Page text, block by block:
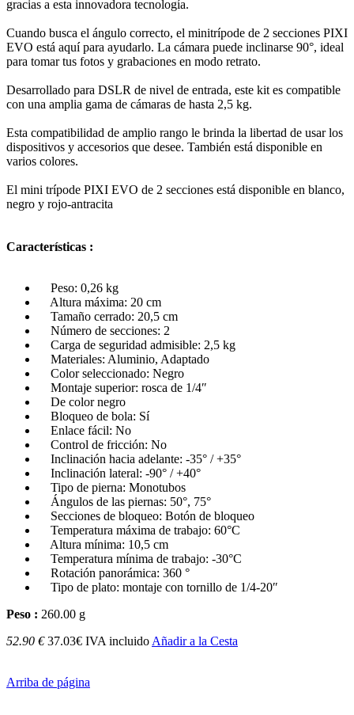
gracias a esta innovadora tecnología.
Cuando busca el ángulo correcto, el minitrípode de 2 secciones PIXI
EVO está aquí para ayudarlo. La cámara puede inclinarse 90°, ideal
para tomar tus fotos y grabaciones en modo retrato.
Desarrollado para DSLR de nivel de entrada, este kit es compatible
con una amplia gama de cámaras de hasta 2,5 kg.
Esta compatibilidad de amplio rango le brinda la libertad de usar los
dispositivos y accesorios que desee. También está disponible en
varios colores.
El mini trípode PIXI EVO de 2 secciones está disponible en blanco,
negro y rojo-antracita
Características :
Peso: 0,26 kg
Altura máxima: 20 cm
Tamaño cerrado: 20,5 cm
Número de secciones: 2
Carga de seguridad admisible: 2,5 kg
Materiales: Aluminio, Adaptado
Color seleccionado: Negro
Montaje superior: rosca de 1/4″
De color negro
Bloqueo de bola: Sí
Enlace fácil: No
Control de fricción: No
Inclinación hacia adelante: -35° / +35°
Inclinación lateral: -90° / +40°
Tipo de pierna: Monotubos
Ángulos de las piernas: 50°, 75°
Secciones de bloqueo: Botón de bloqueo
Temperatura máxima de trabajo: 60°C
Altura mínima: 10,5 cm
Temperatura mínima de trabajo: -30°C
Rotación panorámica: 360 °
Tipo de plato: montaje con tornillo de 1/4-20″
Peso : 260.00 g
52.90 €37.03€ IVA incluido Añadir a la Cesta
Arriba de página